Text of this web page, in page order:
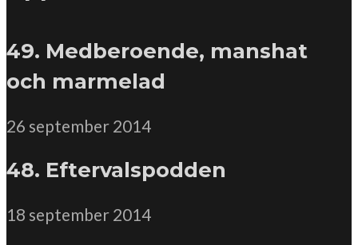
49. Medberoende, manshat
och marmelad
26 september 2014
48. Eftervalspodden
18 september 2014